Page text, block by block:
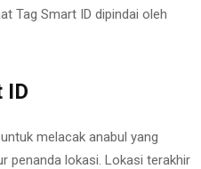
Tag Smart ID dipindai oleh
ID
melacak anabul yang
penanda lokasi. Lokasi terakhir